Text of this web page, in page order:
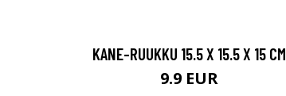
KANE-RUUKKU 15.5 X 15.5 X 15 CM
9.9 EUR